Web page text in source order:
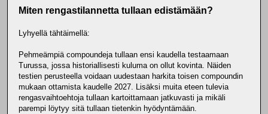
Miten rengastilannetta tullaan edistämään?
Lyhyellä tähtäimellä:
Pehmeämpiä compoundeja tullaan ensi kaudella testaamaan
Turussa, jossa historiallisesti kuluma on ollut kovinta. Näiden
testien perusteella voidaan uudestaan harkita toisen compoundin
mukaan ottamista kaudelle 2027. Lisäksi muita eteen tulevia
rengasvaihtoehtoja tullaan kartoittamaan jatkuvasti ja mikäli
parempi löytyy sitä tullaan tietenkin hyödyntämään.